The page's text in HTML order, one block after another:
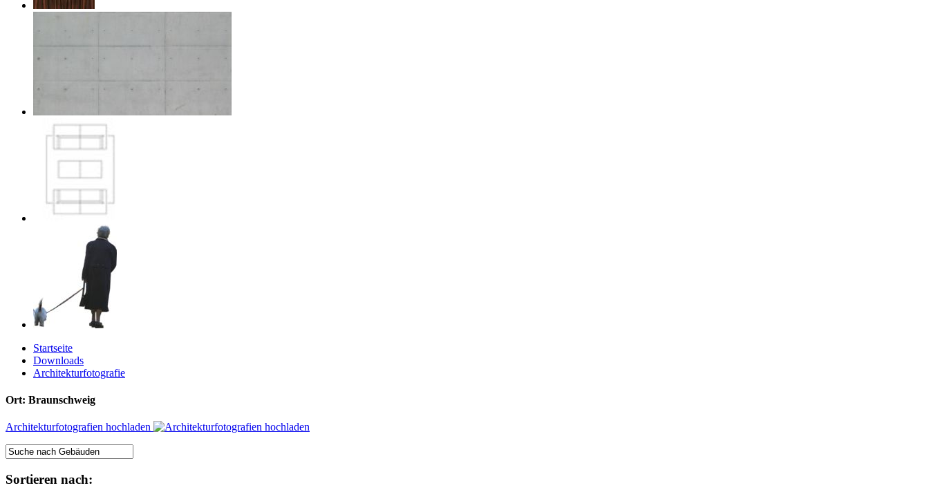
Startseite
Downloads
Architekturfotografie
Ort: Braunschweig
Architekturfotografien hochladen
Sortieren nach: